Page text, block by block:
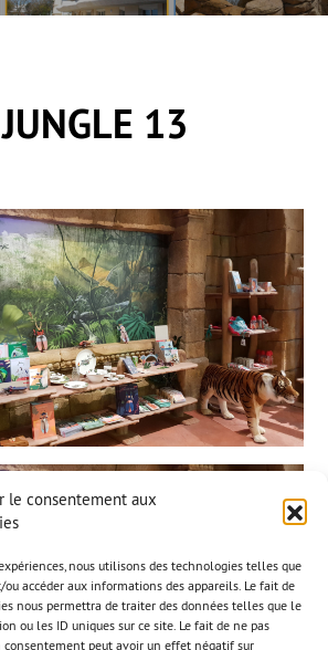
le consentement aux
nous utilisons des technologies telles que
accéder aux informations des appareils. Le fait de
nous permettra de traiter des données telles que le
ou les ID uniques sur ce site. Le fait de ne pas
consentement peut avoir un effet négatif sur
13